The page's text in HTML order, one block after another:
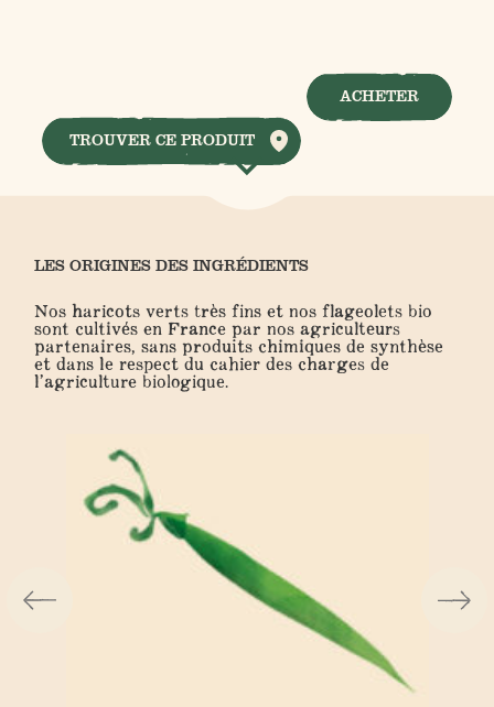
TROUVER CE PRODUIT
ACHETER
LES ORIGINES DES INGRÉDIENTS
Nos haricots verts très fins et nos flageolets bio
sont cultivés en France par nos agriculteurs
partenaires, sans produits chimiques de synthèse
et dans le respect du cahier des charges de
l’agriculture biologique.